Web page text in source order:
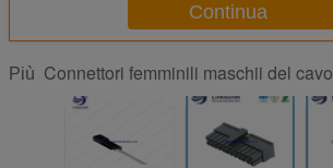
Continua
Più Connettori femminili maschii del cavo